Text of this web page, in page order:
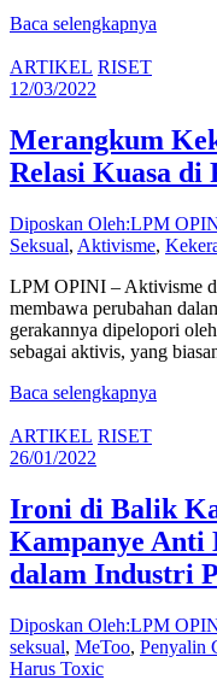
Baca selengkapnya
ARTIKEL RISET
12/03/2022
Merangkum
Relasi Kuasa di
Diposkan Oleh:LPM
Seksual, Aktivisme,
LPM OPINI – Aktivisme
membawa perubahan
gerakannya dipelopori
sebagai aktivis, yang
Baca selengkapnya
ARTIKEL RISET
26/01/2022
Ironi di Balik
Kampanye Anti
dalam Industri
Diposkan Oleh:LPM
seksual, MeToo, Penyalin
Harus Toxic